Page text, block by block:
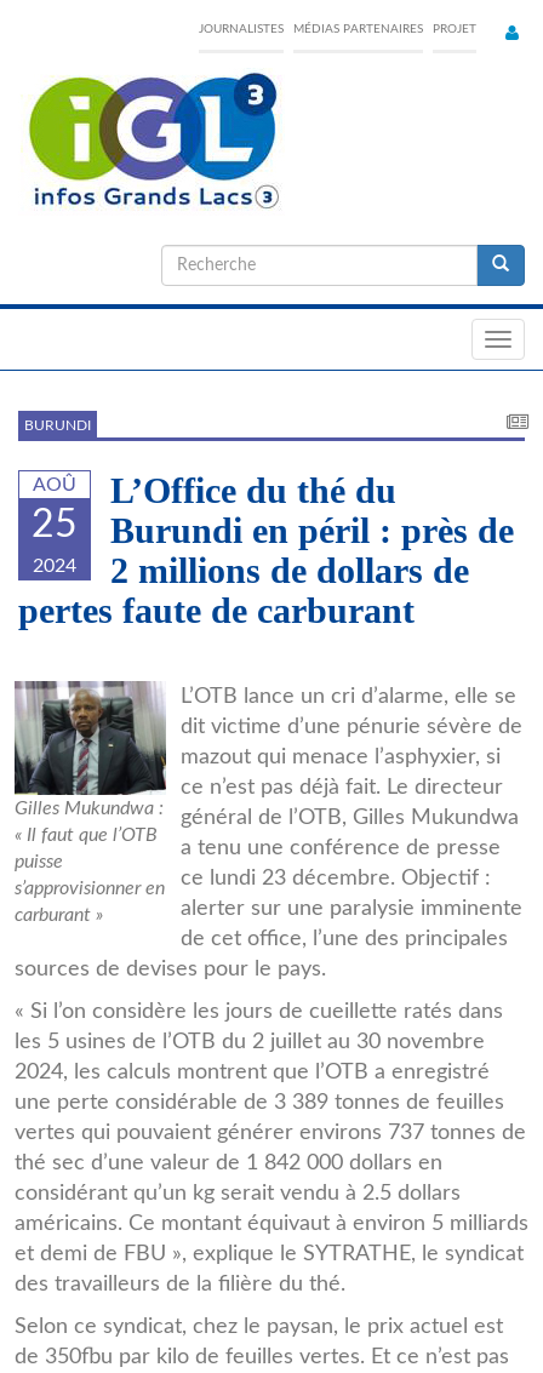
content
JOURNALISTES MÉDIAS PARTENAIRES PROJET
Formulaire
de
BURUNDI
AOÛ
25
2024
L’Office du thé du
Burundi en péril : près de
2 millions de dollars de
pertes faute de carburant
Gilles-
Mukundwa.jpg
Gilles Mukundwa :
« Il faut que l’OTB
puisse
s’approvisionner en
carburant »
L’OTB lance un cri d’alarme, elle se
dit victime d’une pénurie sévère de
mazout qui menace l’asphyxier, si
ce n’est pas déjà fait. Le directeur
général de l’OTB, Gilles Mukundwa
a tenu une conférence de presse
ce lundi 23 décembre. Objectif :
alerter sur une paralysie imminente
de cet office, l’une des principales
sources de devises pour le pays.
« Si l’on considère les jours de cueillette ratés dans
les 5 usines de l’OTB du 2 juillet au 30 novembre
2024, les calculs montrent que l’OTB a enregistré
une perte considérable de 3 389 tonnes de feuilles
vertes qui pouvaient générer environs 737 tonnes de
thé sec d’une valeur de 1 842 000 dollars en
considérant qu’un kg serait vendu à 2.5 dollars
américains. Ce montant équivaut à environ 5 milliards
et demi de FBU », explique le SYTRATHE, le syndicat
des travailleurs de la filière du thé.
Selon ce syndicat, chez le paysan, le prix actuel est
de 350fbu par kilo de feuilles vertes. Et ce n’est pas